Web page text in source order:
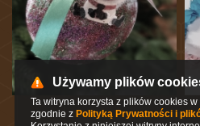
Używamy plików
Ta witryna korzysta z plików cookies
zgodnie z Polityką Prywatności i